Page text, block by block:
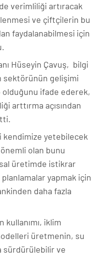
verimliliği artıracak
ve çiftçilerin bu
faydalanabilmesi için
Hüseyin Çavuş, bilgi
sektörünün gelişimi
olduğunu ifade ederek,
arttırma açısından
kendimize yetebilecek
olan bunu
üretimde istikrar
yapmak için
daha fazla
iklim
üretmenin, su
sürdürülebilir ve